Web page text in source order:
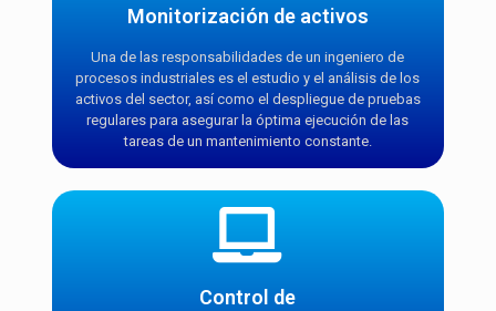
Monitorización de activos
Una de las responsabilidades de un ingeniero de
procesos industriales es el estudio y el análisis de los
activos del sector, así como el despliegue de pruebas
regulares para asegurar la óptima ejecución de las
tareas de un mantenimiento constante.
Control de